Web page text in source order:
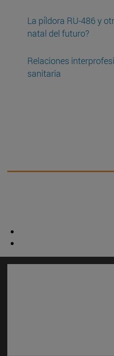
La píldora RU-486 y
natal del futuro?
Relaciones
sanitaria